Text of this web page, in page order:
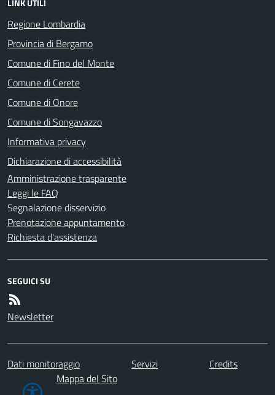
LINK UTILI
Regione Lombardia
Provincia di Bergamo
Comune di Fino del Monte
Comune di Cerete
Comune di Onore
Comune di Songavazzo
Informativa privacy
Dichiarazione di accessibilità
Amministrazione trasparente
Leggi le FAQ
Segnalazione disservizio
Prenotazione appuntamento
Richiesta d'assistenza
SEGUICI SU
Newsletter
Dati monitoraggio Servizi
Credits
Mappa del Sito